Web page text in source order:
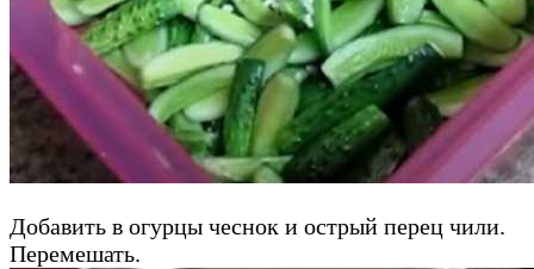
Добавить в огурцы чеснок и острый перец чили.
Перемешать.